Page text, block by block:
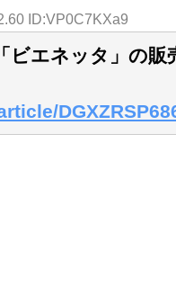
ID:VP0C7KXa9
ビエネッタ」の販